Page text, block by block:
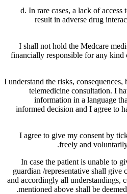
d. In rare cases, a lack of
result in adverse drug
I shall not hold the Medcare
financially responsible for any kind
I understand the risks,
telemedicine consultation. I
information in a language
informed decision and I agree to
I agree to give my consent by
freely and
In case the patient is unable to
guardian /representative shall give
and accordingly all understandings,
mentioned above shall be